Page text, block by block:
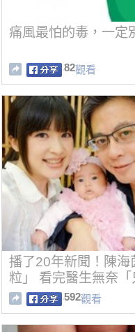
痛風最怕的毒，一定
82觀看
播了20年新聞！陳
粒」 看完醫生無奈「
592觀看